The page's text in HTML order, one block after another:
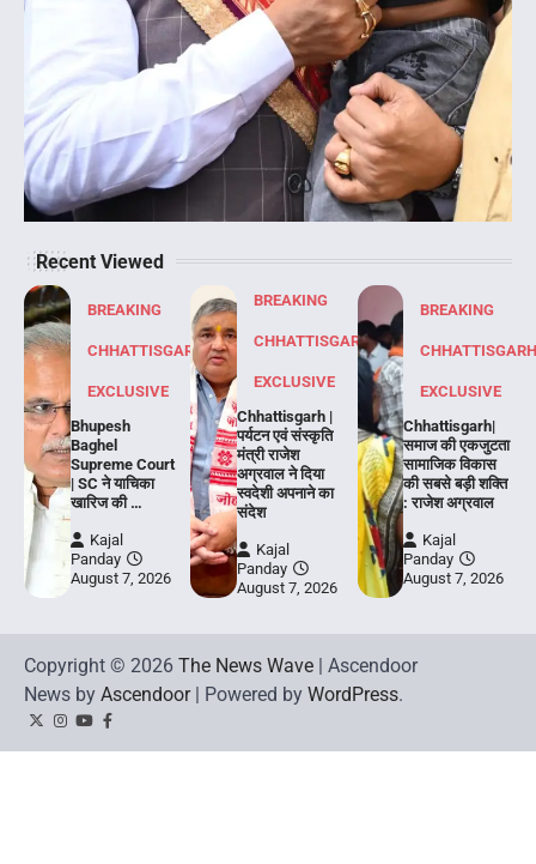
Recent Viewed
BREAKING
CHHATTISGARH
EXCLUSIVE
Bhupesh
Baghel
Supreme Court
| SC ने याचिका
खारिज की …
Kajal
Panday
August 7, 2026
BREAKING
CHHATTISGARH
EXCLUSIVE
Chhattisgarh |
पर्यटन एवं संस्कृति
मंत्री राजेश
अग्रवाल ने दिया
स्वदेशी अपनाने का
संदेश
Kajal
Panday
August 7, 2026
BREAKING
EXCLUSIVE
Chhattisgarh|
समाज की एकजुटता
सामाजिक विकास
की सबसे बड़ी शक्ति
: राजेश अग्रवाल
Kajal
Panday
August 7, 2026
Copyright © 2026 The News Wave | Ascendoor
News by Ascendoor| Powered by WordPress.
TwitterInstagram
YouTubeFacebook